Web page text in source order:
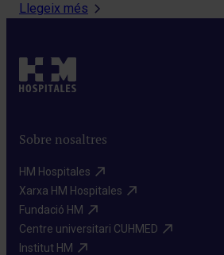
Llegeix més
Sobre nosaltres
HM Hospitales​
Xarxa HM Hospitales​
Fundació HM​
Centre universitari CUHMED​
Institut HM​